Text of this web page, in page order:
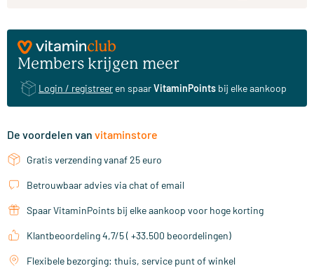
Members krijgen meer
Login / registreer en spaarVitaminPoints bij elke aankoop
De voordelen van vitaminstore
Gratis verzending vanaf 25 euro
Betrouwbaar advies via chat of email
Spaar VitaminPoints bij elke aankoop voor hoge korting
Klantbeoordeling 4,7/5 ( +33.500 beoordelingen)
Flexibele bezorging: thuis, service punt of winkel